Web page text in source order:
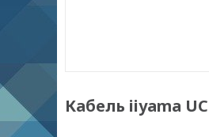
Кабель iiyama UC